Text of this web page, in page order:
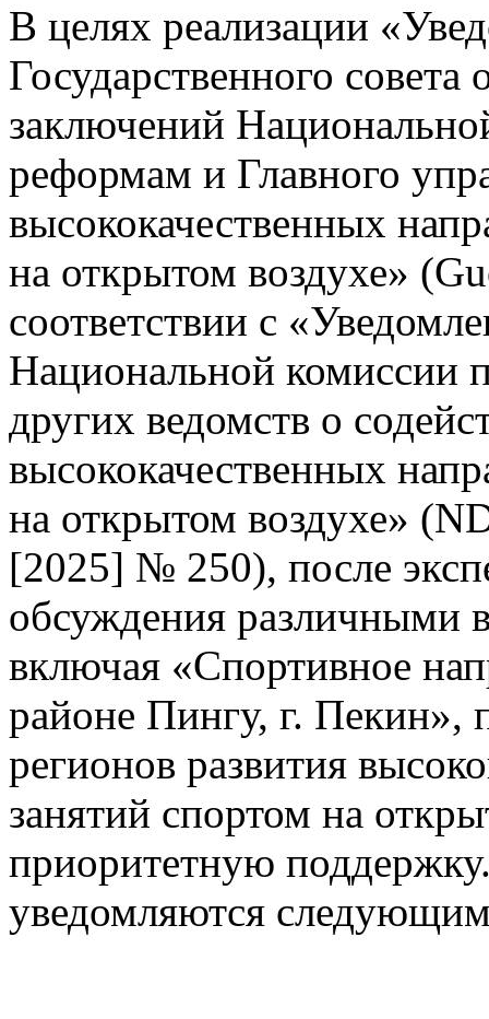
В целях реализации
Государственного
заключений
реформам и Главного
высококачественных
на открытом воздухе»
соответствии с
Национальной комиссии
других ведомств о
высококачественных
на открытом воздухе»
[2025] № 250), после
обсуждения различными
включая «Спортивное
районе Пингу, г. Пекин»,
регионов развития
занятий спортом на
приоритетную
уведомляются